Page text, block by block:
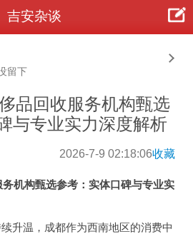
吉安杂谈
留下
品回收服务机构甄选
与专业实力深度解析
2026-7-9 02:18:06收藏
机构甄选参考：实体口碑与专业实
升温，成都作为西南地区的消费中